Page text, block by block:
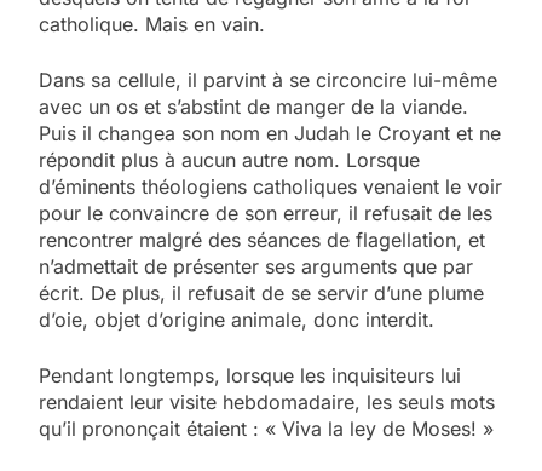
catholique. Mais en vain.
Dans sa cellule, il parvint à se circoncire lui-même
avec un os et s’abstint de manger de la viande.
Puis il changea son nom en Judah le Croyant et ne
répondit plus à aucun autre nom. Lorsque
d’éminents théologiens catholiques venaient le voir
pour le convaincre de son erreur, il refusait de les
rencontrer malgré des séances de flagellation, et
n’admettait de présenter ses arguments que par
écrit. De plus, il refusait de se servir d’une plume
d’oie, objet d’origine animale, donc interdit.
Pendant longtemps, lorsque les inquisiteurs lui
rendaient leur visite hebdomadaire, les seuls mots
qu’il prononçait étaient : « Viva la ley de Moses! »